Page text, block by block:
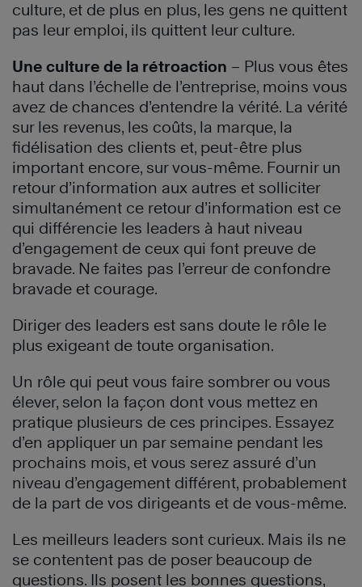
culture, et de plus en plus, les gens ne quittent
pas leur emploi, ils quittent leur culture.
Une culture de la rétroaction – Plus vous êtes
haut dans l’échelle de l’entreprise, moins vous
avez de chances d’entendre la vérité. La vérité
sur les revenus, les coûts, la marque, la
fidélisation des clients et, peut-être plus
important encore, sur vous-même. Fournir un
retour d’information aux autres et solliciter
simultanément ce retour d’information est ce
qui différencie les leaders à haut niveau
d’engagement de ceux qui font preuve de
bravade. Ne faites pas l’erreur de confondre
bravade et courage.
Diriger des leaders est sans doute le rôle le
plus exigeant de toute organisation.
Un rôle qui peut vous faire sombrer ou vous
élever, selon la façon dont vous mettez en
pratique plusieurs de ces principes. Essayez
d’en appliquer un par semaine pendant les
prochains mois, et vous serez assuré d’un
niveau d’engagement différent, probablement
de la part de vos dirigeants et de vous-même.
Les meilleurs leaders sont curieux. Mais ils ne
se contentent pas de poser beaucoup de
questions. Ils posent les bonnes questions,